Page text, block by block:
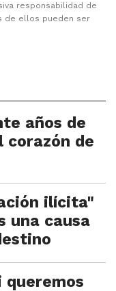
responsabilidad de
de ellos pueden ser
años de
corazón de
ilícita"
una causa
queremos